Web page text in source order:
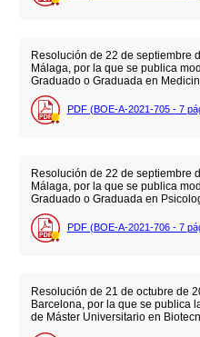
Resolución de 22 de septiembre
Málaga, por la que se publica
Graduado o Graduada en
PDF (BOE-A-2021-705 - 7
Resolución de 22 de septiembre
Málaga, por la que se publica
Graduado o Graduada en
PDF (BOE-A-2021-706 - 7
Resolución de 21 de octubre de
Barcelona, por la que se publica
de Máster Universitario en